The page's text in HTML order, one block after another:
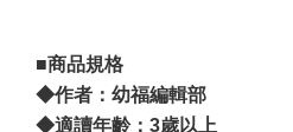
■商品規格
◆作者：幼福編輯部
◆適讀年齡：3歲以上